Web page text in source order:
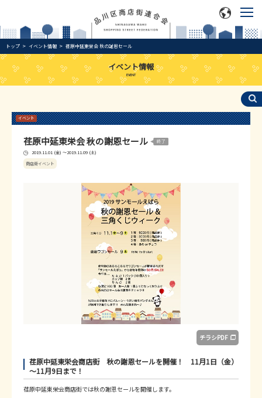
トップ イベント情報 荏原中延東栄会 秋の謝恩セール
イベント情報
EVENT
イベント
荏原中延東栄会 秋の謝恩セール
2019.11.01 (金) ～2019.11.09 (土)
商店街イベント
チラシPDF
荏原中延東栄会商店街 秋の謝恩セールを開催！ 11月1日（金）
～11月9日まで！
荏原中延東栄会商店街では秋の謝恩セールを開催します。